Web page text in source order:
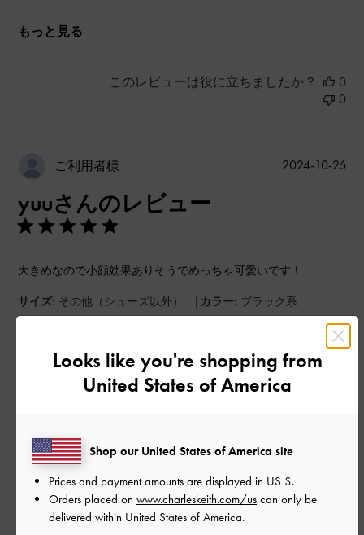
もっと見る
このレビューは役に立ちましたか？
0
0
ご利用者様
yuuさんのレビュー
大きめなので小顔効果ありそうでめっちゃ可愛いです！
サイズ: その他（シューズ以外） | カラー: ブラック系
とてもよかった
もっと見る
公
2024-10-26
このレビューは役に立ちましたか？
Looks like you're shopping from
United States of America
Shop our United States of America site
Prices and payment amounts are displayed in US $.
Orders placed on www.charleskeith.com/us can only be
delivered within United States of America.